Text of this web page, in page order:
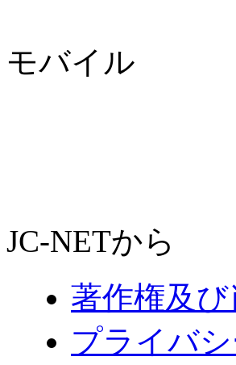
モバイル
JC-NETから
著作権及
プライバ